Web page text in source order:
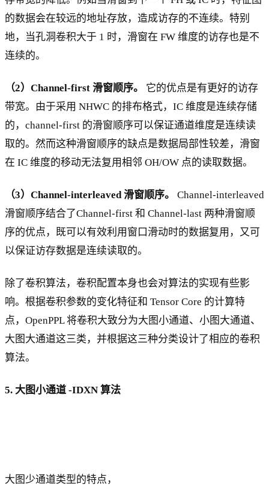
的数据会在较远的地址存放，造成访存的不连续。特别
地，当孔洞卷积大于 1 时，滑窗在 FW 维度的访存也是不
连续的。
（2）Channel-first 滑窗顺序。
它的优点是有更好的访存
带宽。由于采用 NHWC 的排布格式，IC 维度是连续存储
的，channel-first 的滑窗顺序可以保证通道维度是连续读
取的。然而这种滑窗顺序的缺点是数据局部性较差，滑窗
在 IC 维度的移动无法复用相邻 OH/OW 点的读取数据。
（3）Channel-interleaved 滑窗顺序。
Channel-interleaved
滑窗顺序结合了Channel-first 和 Channel-last 两种滑窗顺
序的优点，既可以有效利用窗口滑动时的数据复用，又可
以保证访存数据是连续读取的。
除了卷积算法，卷积配置本身也会对算法的实现有些影
响。根据卷积参数的变化特征和 Tensor Core 的计算特
点，OpenPPL 将卷积大致分为大图小通道、小图大通道、
大图大通道这三类，并根据这三种分类设计了相应的卷积
算法。
5. 大图小通道 -IDXN 算法
大图少通道类型的特点，